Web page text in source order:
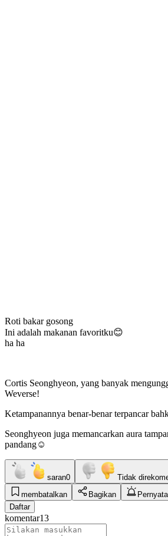
Roti bakar gosong
Ini adalah makanan favoritku😊
ha ha
Cortis Seonghyeon, yang banyak
Weverse!
Ketampanannya benar-benar terpancar
Seonghyeon juga memancarkan aura
pandang☺
saran0 Tidak
membatalkan
Bagikan
Daftar
komentar13